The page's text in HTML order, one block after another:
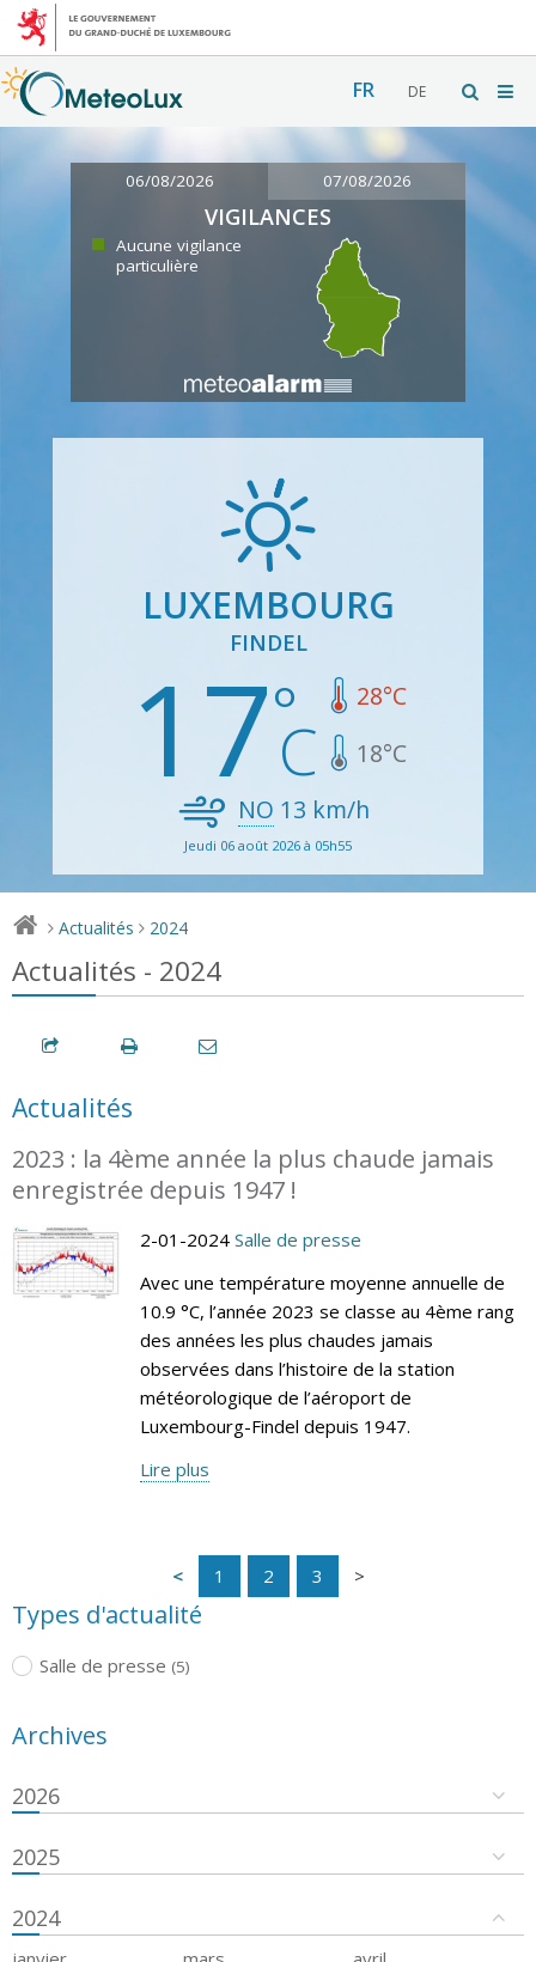
FR DE
06/08/2026 07/08/2026
VIGILANCES
Aucune vigilance
particulière
LUXEMBOURG
FINDEL
17 28°C
18°C
NO 13 km/h
Jeudi 06 août 2026 à 05h55
> Actualités > 2024
Actualités - 2024
Actualités
2023 : la 4ème année la plus chaude jamais
enregistrée depuis 1947 !
2-01-2024 Salle de presse
Avec une température moyenne annuelle de
10.9 °C, l’année 2023 se classe au 4ème rang
des années les plus chaudes jamais
observées dans l’histoire de la station
météorologique de l’aéroport de
Luxembourg-Findel depuis 1947.
Lire plus
1 2 3
Types d'actualité
Salle de presse (5)
Archives
2026
2025
2024